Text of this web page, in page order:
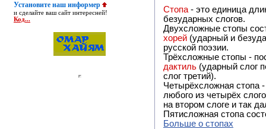
Установите наш информер
и сделайте ваш сайт интересней!
Код...
Стопа - это единица
безударных слогов.
Двухсложные стопы
хорей (ударный и
русской поэзии.
Трёхсложные стопы -
дактиль (ударный слог
слог третий).
Четырёхсложная стопа
любого из четырёх
на втором слоге и так
Пятисложная стопа
Больше о стопах